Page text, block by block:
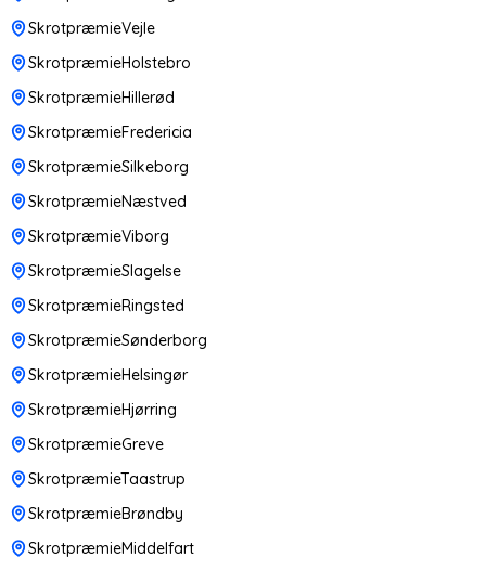
SkrotpræmieVejle
SkrotpræmieHolstebro
SkrotpræmieHillerød
SkrotpræmieFredericia
SkrotpræmieSilkeborg
SkrotpræmieNæstved
SkrotpræmieViborg
SkrotpræmieSlagelse
SkrotpræmieRingsted
SkrotpræmieSønderborg
SkrotpræmieHelsingør
SkrotpræmieHjørring
SkrotpræmieGreve
SkrotpræmieTaastrup
SkrotpræmieBrøndby
SkrotpræmieMiddelfart